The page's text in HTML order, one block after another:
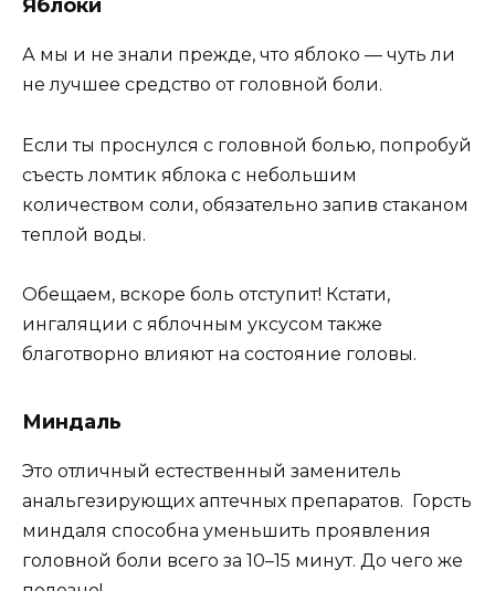
Яблоки
А мы и не знали прежде, что яблоко — чуть ли
не лучшее средство от головной боли.
Если ты проснулся с головной болью, попробуй
съесть ломтик яблока с небольшим
количеством соли, обязательно запив стаканом
теплой воды.
Обещаем, вскоре боль отступит! Кстати,
ингаляции с яблочным уксусом также
благотворно влияют на состояние головы.
Миндаль
Это отличный естественный заменитель
анальгезирующих аптечных препаратов. Горсть
миндаля способна уменьшить проявления
головной боли всего за 10–15 минут. До чего же